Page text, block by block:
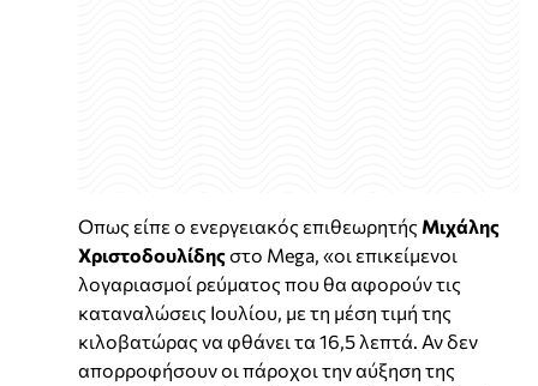
Οπως είπε ο ενεργειακός επιθεωρητής Μιχάλης
Χριστοδουλίδηςστο Mega, «οι επικείμενοι
λογαριασμοί ρεύματος που θα αφορούν τις
καταναλώσεις Ιουλίου, με τη μέση τιμή της
κιλοβατώρας να φθάνει τα 16,5 λεπτά. Αν δεν
απορροφήσουν οι πάροχοι την αύξηση της